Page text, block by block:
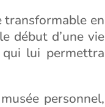
transformable en
début d’une vie
lui permettra
personnel,